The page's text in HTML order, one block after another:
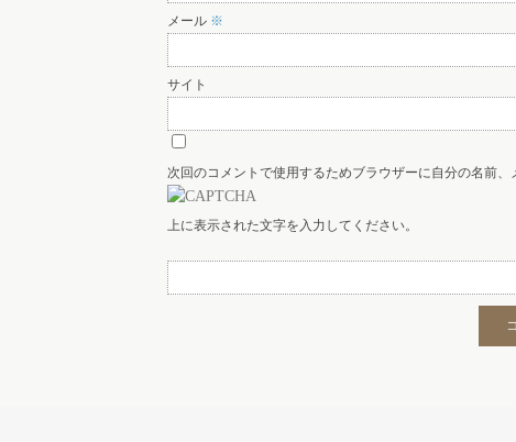
メール ※
サイト
次回のコメントで使用するためブラウザーに自分の名前、
上に表示された文字を入力してください。